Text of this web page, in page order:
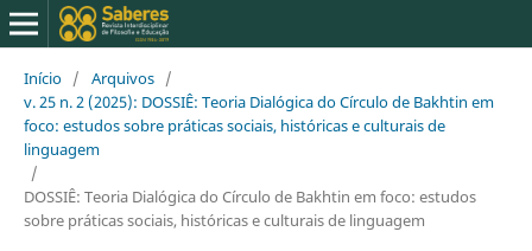
Início / Arquivos /
v. 25 n. 2 (2025): DOSSIÊ: Teoria Dialógica do Círculo de Bakhtin em
foco: estudos sobre práticas sociais, históricas e culturais de
linguagem
/
DOSSIÊ: Teoria Dialógica do Círculo de Bakhtin em foco: estudos
sobre práticas sociais, históricas e culturais de linguagem